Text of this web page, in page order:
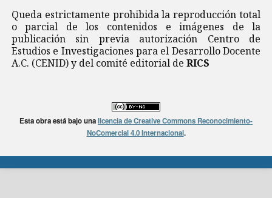
Queda estrictamente prohibida la reproducción total
o parcial de los contenidos e imágenes de la
publicación sin previa autorización Centro de
Estudios e Investigaciones para el Desarrollo Docente
A.C. (CENID) y del comité editorial de RICS
Esta obra está bajo unalicencia de Creative Commons Reconocimiento-
NoComercial 4.0 Internacional.